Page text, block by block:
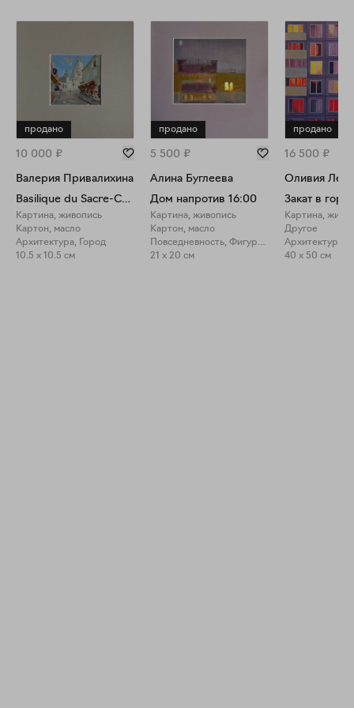
продано
10 000 ₽
Валерия Привалихина
Basilique du Sacre-Coeur de Montmartre
Картина, живопись
Картон, масло
Архитектура, Город
10.5 x 10.5 см
продано
5 500 ₽
Алина Буглеева
Дом напротив 16:00
Картина, живопись
Картон, масло
Повседневность, Фигуративное искусство
21 x 20 см
продано
16 500 ₽
Оливия Лем
Закат в
Картина,
Другое
Архитектура,
40 x 50 см